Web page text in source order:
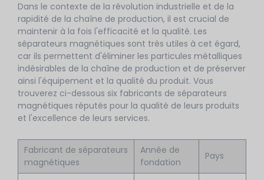
Dans le contexte de la révolution industrielle et de la
rapidité de la chaîne de production, il est crucial de
maintenir à la fois l'efficacité et la qualité. Les
séparateurs magnétiques sont très utiles à cet égard,
car ils permettent d'éliminer les particules métalliques
indésirables de la chaîne de production et de préserver
ainsi l'équipement et la qualité du produit. Vous
trouverez ci-dessous six fabricants de séparateurs
magnétiques réputés pour la qualité de leurs produits
et l'excellence de leurs services.
Fabricant de séparateurs
magnétiques
Année de
fondation
Pays